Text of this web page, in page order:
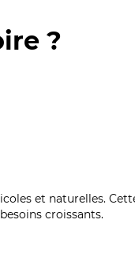
?
et naturelles.
croissants.